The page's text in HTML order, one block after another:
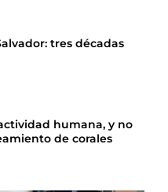
tres décadas
humana, y no
de corales